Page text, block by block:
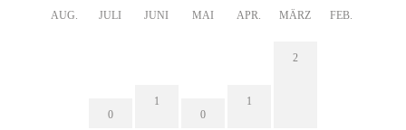
AUG. JULI JUNI MAI APR. MÄRZ FEB.
0
1
0
1
2